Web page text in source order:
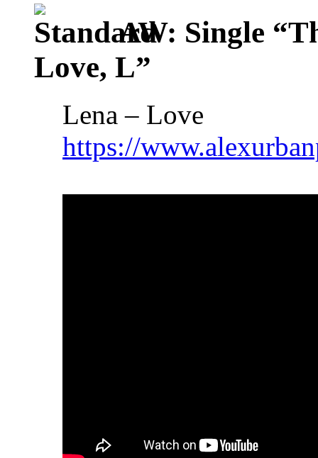
AW: Single
Love, L”
Lena – Love
https://